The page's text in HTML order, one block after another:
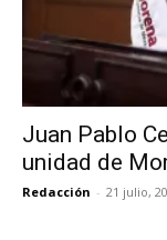
Juan Pablo
unidad de
Redacción - 21 julio,